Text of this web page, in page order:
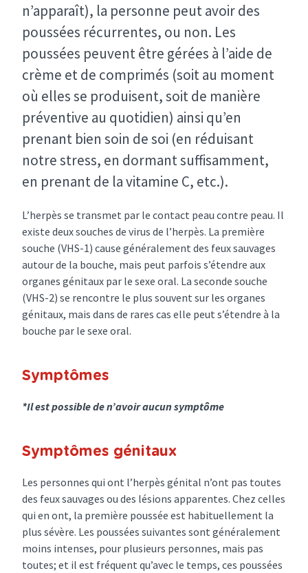
n’apparaît), la personne peut avoir des
poussées récurrentes, ou non. Les
poussées peuvent être gérées à l’aide de
crème et de comprimés (soit au moment
où elles se produisent, soit de manière
préventive au quotidien) ainsi qu’en
prenant bien soin de soi (en réduisant
notre stress, en dormant suffisamment,
en prenant de la vitamine C, etc.).
L’herpès se transmet par le contact peau contre peau. Il
existe deux souches de virus de l’herpès. La première
souche (VHS-1) cause généralement des feux sauvages
autour de la bouche, mais peut parfois s’étendre aux
organes génitaux par le sexe oral. La seconde souche
(VHS-2) se rencontre le plus souvent sur les organes
génitaux, mais dans de rares cas elle peut s’étendre à la
bouche par le sexe oral.
Symptômes
*Il est possible de n’avoir aucun symptôme
Symptômes génitaux
Les personnes qui ont l’herpès génital n’ont pas toutes
des feux sauvages ou des lésions apparentes. Chez celles
qui en ont, la première poussée est habituellement la
plus sévère. Les poussées suivantes sont généralement
moins intenses, pour plusieurs personnes, mais pas
toutes; et il est fréquent qu’avec le temps, ces poussées